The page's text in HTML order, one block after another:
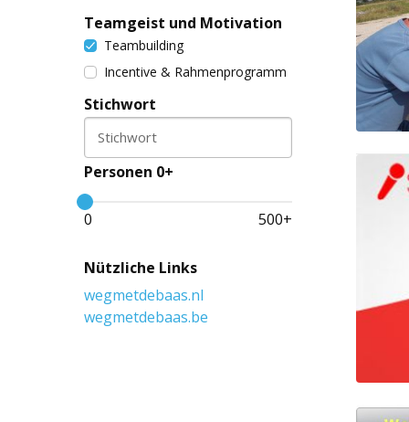
Teamgeist und Motivation
Teambuilding
Incentive & Rahmenprogramm
Stichwort
Stichwort
Personen 0+
0 500+
Nützliche Links
wegmetdebaas.nl
wegmetdebaas.be